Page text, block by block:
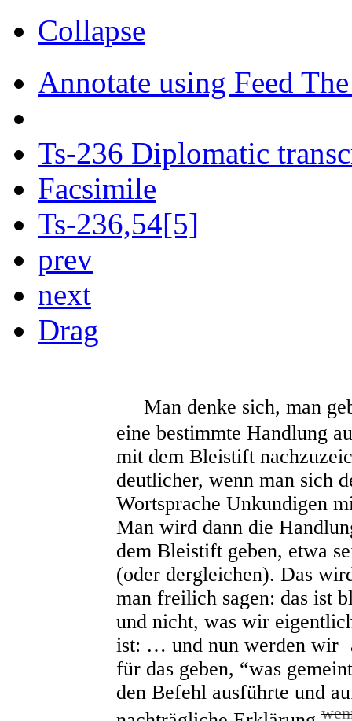
Collapse
Annotate using Feed
Ts-236 Diplomatic
Facsimile
Ts-236,54[5]
prev
next
Drag
Man denke sich, man
eine bestimmte Handlung
mit dem Bleistift
deutlicher, wenn man sich
Wortsprache Unkundigen
Man wird dann die
dem Bleistift geben, etwa
(oder dergleichen). Das
man freilich sagen: das ist
und nicht, was wir
ist: … und nun werden wir
für das geben, “was
den Befehl ausführte und